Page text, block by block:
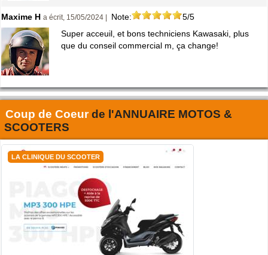
Maxime H a écrit, 15/05/2024 | Note:
5/5
Super acceuil, et bons techniciens Kawasaki, plus
que du conseil commercial m, ça change!
Coup de Coeurde l'ANNUAIRE MOTOS &
SCOOTERS
LA CLINIQUE DU SCOOTER